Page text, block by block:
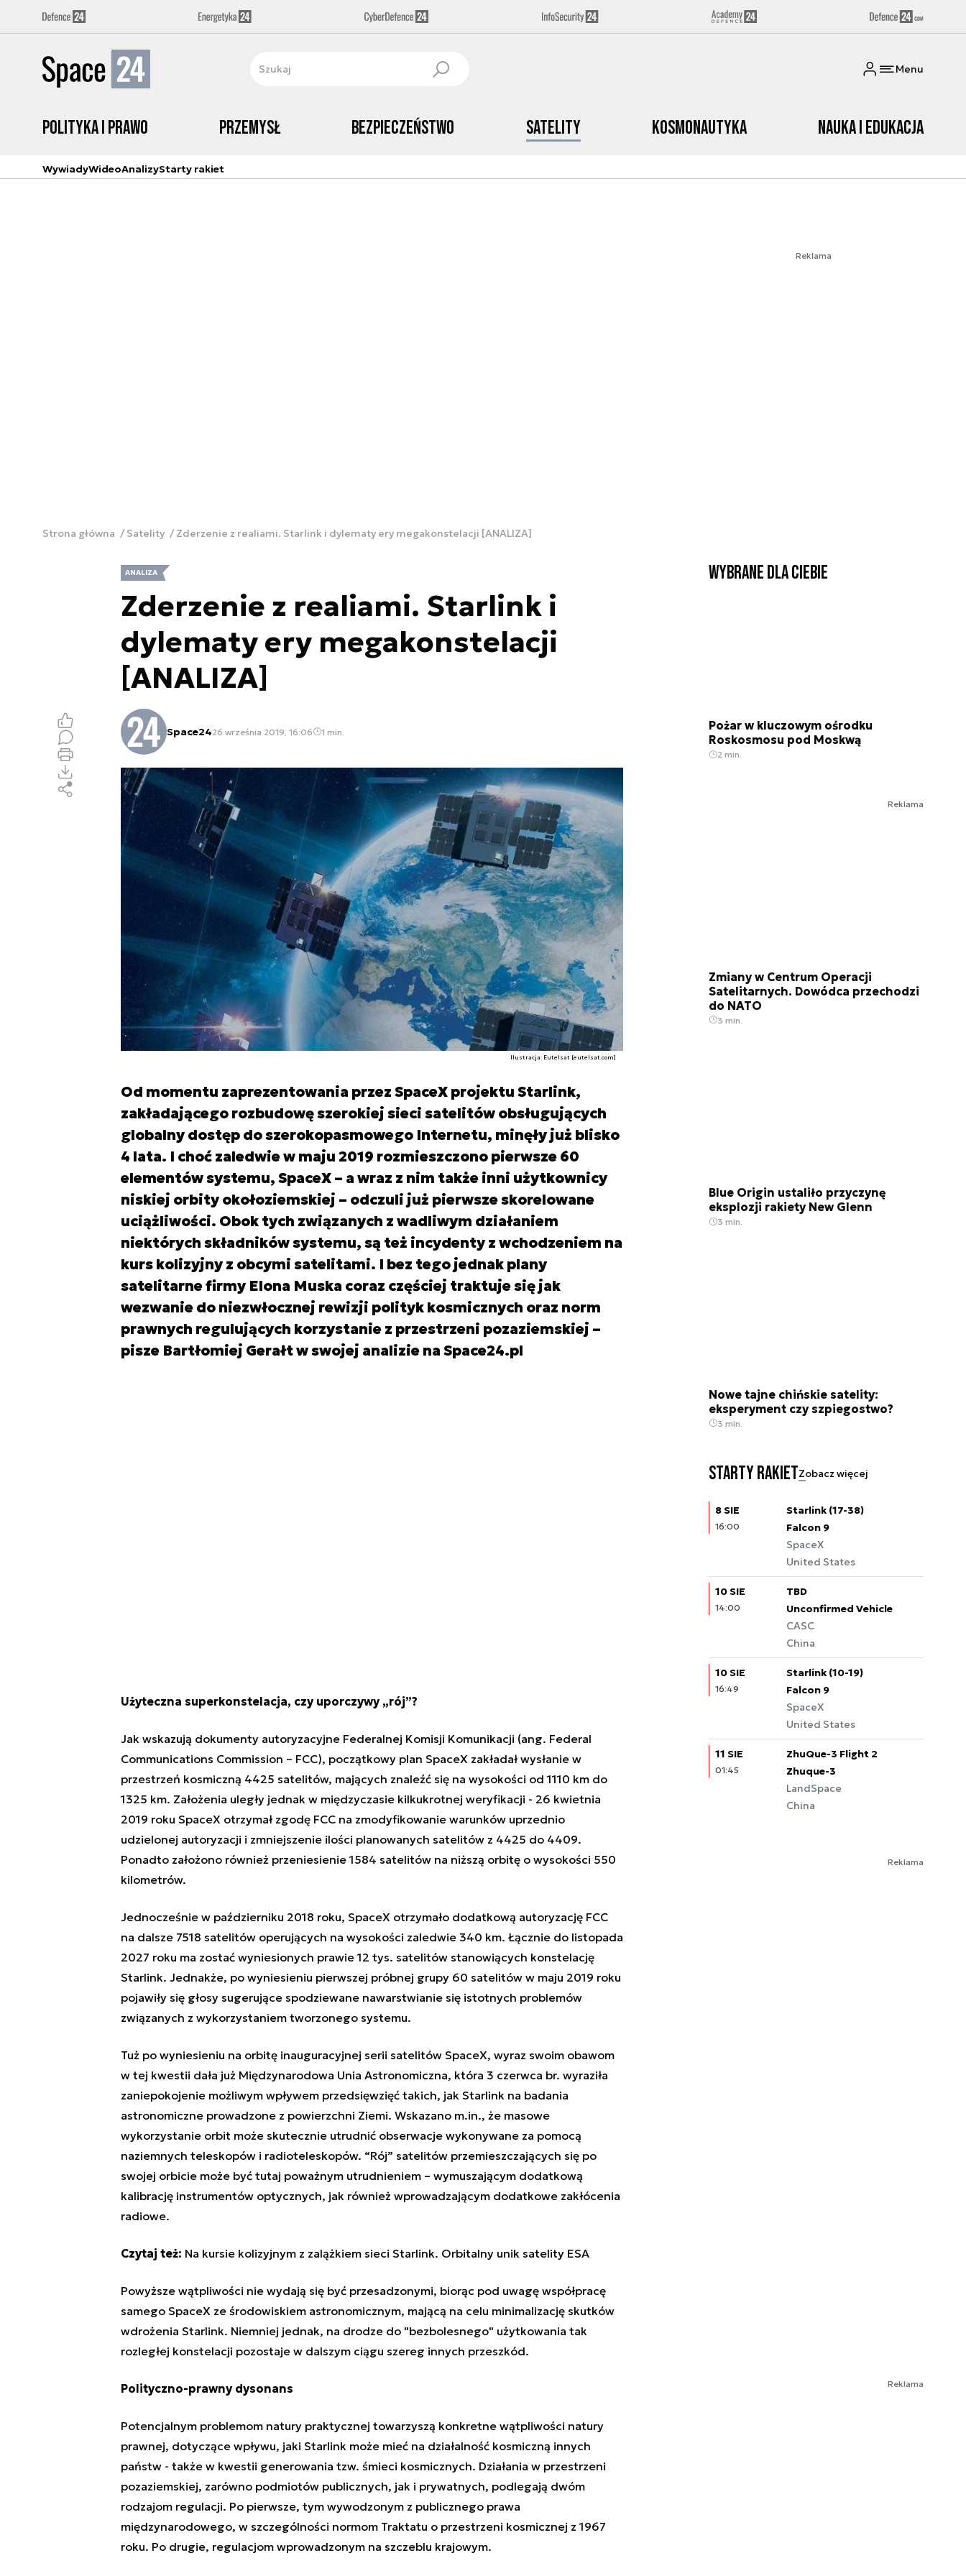
Menu
Polityka i prawo Przemysł Bezpieczeństwo Satelity Kosmonautyka Nauka i edukacja
WywiadyWideoAnalizyStarty rakiet
Reklama
Strona główna Satelity Zderzenie z realiami. Starlink i dylematy ery megakonstelacji [ANALIZA]
ANALIZA
Zderzenie z realiami. Starlink i
dylematy ery megakonstelacji
[ANALIZA]
Space2426 września 2019, 16:06 1 min.
Ilustracja: Eutelsat [eutelsat.com]
Od momentu zaprezentowania przez SpaceX projektu Starlink,
zakładającego rozbudowę szerokiej sieci satelitów obsługujących
globalny dostęp do szerokopasmowego Internetu, minęły już blisko
4 lata. I choć zaledwie w maju 2019 rozmieszczono pierwsze 60
elementów systemu, SpaceX – a wraz z nim także inni użytkownicy
niskiej orbity okołoziemskiej – odczuli już pierwsze skorelowane
uciążliwości. Obok tych związanych z wadliwym działaniem
niektórych składników systemu, są też incydenty z wchodzeniem na
kurs kolizyjny z obcymi satelitami. I bez tego jednak plany
satelitarne firmy Elona Muska coraz częściej traktuje się jak
wezwanie do niezwłocznej rewizji polityk kosmicznych oraz norm
prawnych regulujących korzystanie z przestrzeni pozaziemskiej –
pisze Bartłomiej Gerałt w swojej analizie na Space24.pl
Użyteczna superkonstelacja, czy uporczywy „rój”?
Jak wskazują dokumenty autoryzacyjne Federalnej Komisji Komunikacji (ang. Federal
Communications Commission – FCC), początkowy plan SpaceX zakładał wysłanie w
przestrzeń kosmiczną 4425 satelitów, mających znaleźć się na wysokości od 1110 km do
1325 km. Założenia uległy jednak w międzyczasie kilkukrotnej weryfikacji - 26 kwietnia
2019 roku SpaceX otrzymał zgodę FCC na zmodyfikowanie warunków uprzednio
udzielonej autoryzacji i zmniejszenie ilości planowanych satelitów z 4425 do 4409.
Ponadto założono również przeniesienie 1584 satelitów na niższą orbitę o wysokości 550
kilometrów.
Jednocześnie w październiku 2018 roku, SpaceX otrzymało dodatkową autoryzację FCC
na dalsze 7518 satelitów operujących na wysokości zaledwie 340 km. Łącznie do listopada
2027 roku ma zostać wyniesionych prawie 12 tys. satelitów stanowiących konstelację
Starlink. Jednakże, po wyniesieniu pierwszej próbnej grupy 60 satelitów w maju 2019 roku
pojawiły się głosy sugerujące spodziewane nawarstwianie się istotnych problemów
związanych z wykorzystaniem tworzonego systemu.
Tuż po wyniesieniu na orbitę inauguracyjnej serii satelitów SpaceX, wyraz swoim obawom
w tej kwestii dała już Międzynarodowa Unia Astronomiczna, która 3 czerwca br. wyraziła
zaniepokojenie możliwym wpływem przedsięwzięć takich, jak Starlink na badania
astronomiczne prowadzone z powierzchni Ziemi. Wskazano m.in., że masowe
wykorzystanie orbit może skutecznie utrudnić obserwacje wykonywane za pomocą
naziemnych teleskopów i radioteleskopów. “Rój” satelitów przemieszczających się po
swojej orbicie może być tutaj poważnym utrudnieniem – wymuszającym dodatkową
kalibrację instrumentów optycznych, jak również wprowadzającym dodatkowe zakłócenia
radiowe.
Czytaj też: Na kursie kolizyjnym z zalążkiem sieci Starlink. Orbitalny unik satelity ESA
Powyższe wątpliwości nie wydają się być przesadzonymi, biorąc pod uwagę współpracę
samego SpaceX ze środowiskiem astronomicznym, mającą na celu minimalizację skutków
wdrożenia Starlink. Niemniej jednak, na drodze do "bezbolesnego" użytkowania tak
rozległej konstelacji pozostaje w dalszym ciągu szereg innych przeszkód.
Polityczno-prawny dysonans
Potencjalnym problemom natury praktycznej towarzyszą konkretne wątpliwości natury
prawnej, dotyczące wpływu, jaki Starlink może mieć na działalność kosmiczną innych
państw - także w kwestii generowania tzw. śmieci kosmicznych. Działania w przestrzeni
pozaziemskiej, zarówno podmiotów publicznych, jak i prywatnych, podlegają dwóm
rodzajom regulacji. Po pierwsze, tym wywodzonym z publicznego prawa
międzynarodowego, w szczególności normom Traktatu o przestrzeni kosmicznej z 1967
roku. Po drugie, regulacjom wprowadzonym na szczeblu krajowym.
Wybrane dla Ciebie
Pożar w kluczowym ośrodku
Roskosmosu pod Moskwą
2 min.
Reklama
Zmiany w Centrum Operacji
Satelitarnych. Dowódca przechodzi
do NATO
3 min.
Blue Origin ustaliło przyczynę
eksplozji rakiety New Glenn
3 min.
Nowe tajne chińskie satelity:
eksperyment czy szpiegostwo?
3 min.
Starty rakietZobacz więcej
8 SIE
16:00
Starlink (17-38)
Falcon 9
SpaceX
United States
10 SIE
14:00
TBD
Unconfirmed Vehicle
CASC
China
10 SIE
16:49
Starlink (10-19)
Falcon 9
SpaceX
United States
11 SIE
01:45
ZhuQue-3 Flight 2
Zhuque-3
LandSpace
China
Reklama
Reklama